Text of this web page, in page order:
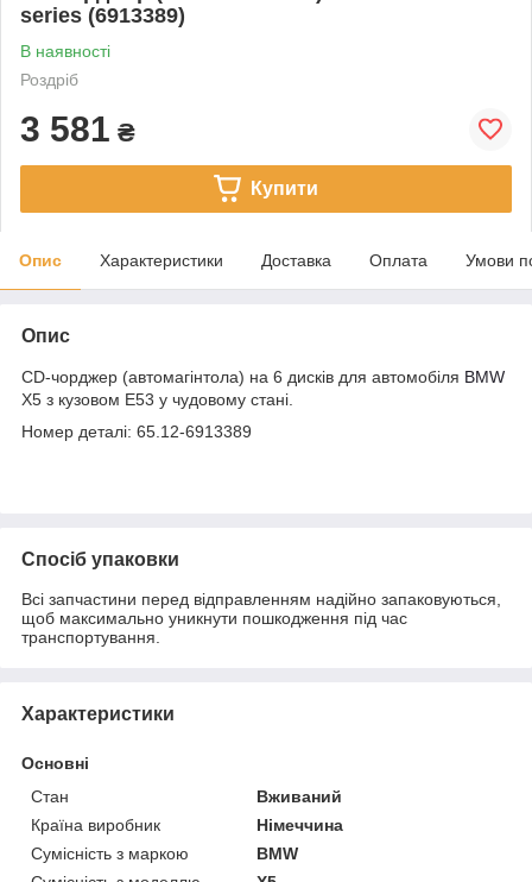
series (6913389)
В наявності
Роздріб
3 581 ₴
Купити
Опис Характеристики Доставка Оплата Умови
Опис
CD-чорджер (автомагінтола) на 6 дисків для автомобіля BMW
X5 з кузовом E53 у чудовому стані.
Номер деталі: 65.12-6913389
Спосіб упаковки
Всі запчастини перед відправленням надійно запаковуються,
щоб максимально уникнути пошкодження під час
транспортування.
Характеристики
Основні
Стан
Вживаний
Країна виробник
Німеччина
Сумісність з маркою
BMW